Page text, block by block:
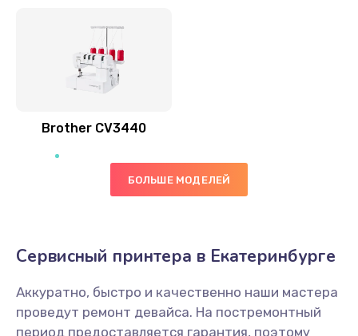
Brother CV3440
БОЛЬШЕ МОДЕЛЕЙ
Сервисный принтера в Екатеринбурге
Аккуратно, быстро и качественно наши мастера
проведут ремонт девайса. На постремонтный
период предоставляется гарантия, поэтому